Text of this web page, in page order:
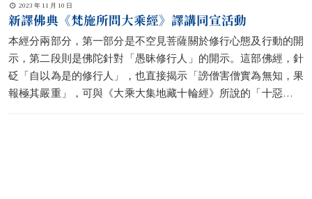
2023 年 11 月 10 日
新譯佛典《梵施所問大乘經》譯講同宣活動
本經分兩部分，第一部分是不空見菩薩關於修行心態及行動的開
示，第二段則是佛陀針對「愚昧修行人」的開示。這部佛經，針
砭「自以為是的修行人」，也直接揭示「謗僧害僧實為無知，果
報極其嚴重」，可與《大乘大集地藏十輪經》所說的「十惡輪」